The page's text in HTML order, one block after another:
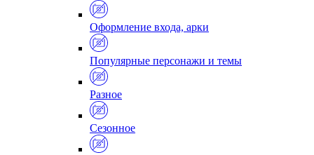
Оформление входа, арки
Популярные персонажи и темы
Разное
Сезонное